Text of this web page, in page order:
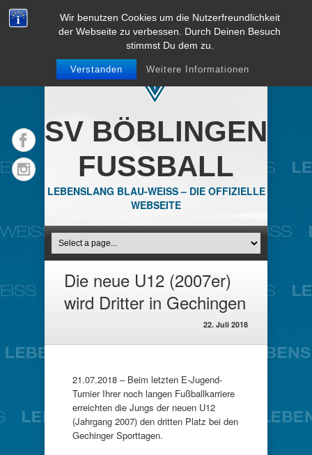
Wir benutzen Cookies um die Nutzerfreundlichkeit
der Webseite zu verbessen. Durch Deinen Besuch
stimmst Du dem zu.
Verstanden Weitere Informationen
SV BÖBLINGEN
FUSSBALL
LEBENSLANG BLAU-WEISS – DIE OFFIZIELLE
WEBSEITE
Die neue U12 (2007er)
wird Dritter in Gechingen
22. Juli 2018
21.07.2018 – Beim letzten E-Jugend-
Turnier Ihrer noch langen Fußballkarriere
erreichten die Jungs der neuen U12
(Jahrgang 2007) den dritten Platz bei den
Gechinger Sporttagen.